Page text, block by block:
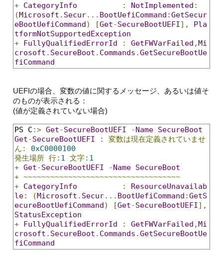
+ CategoryInfo : NotImplemented :
(Microsoft . Secur... BootUefiCommand :GetSecur
eBootUefiCommand) [Get-SecureBootUEFI],
Pla
tformNotSupportedException
+ FullyQualifiedErrorId : GetFWVarFailed ,Mi
crosoft . SecureBoot . Commands .GetSecureBootUe
fiCommand
UEFIの場合、変数の値に関するメッセージ、あるいは値そ
のものが表示される：
(値が定義されていない場合)
PS C :> Get-SecureBootUEFI -Name SecureBoot
Get-SecureBootUEFI :
変数は現在定義されていませ
ん:
0xC0000100
発生場所 行: 1 文字: 1
+ Get-SecureBootUEFI -Name SecureBoot
+ ~~~~~~~~~~~~~~~~~~~~~~~~~~~~~~~~~~~
+ CategoryInfo :
ResourceUnavailab
le: (Microsoft . Secur... BootUefiCommand :GetS
ecureBootUefiCommand) [Get-SecureBootUEFI],
StatusException
+ FullyQualifiedErrorId : GetFWVarFailed ,Mi
crosoft . SecureBoot . Commands .GetSecureBootUe
fiCommand